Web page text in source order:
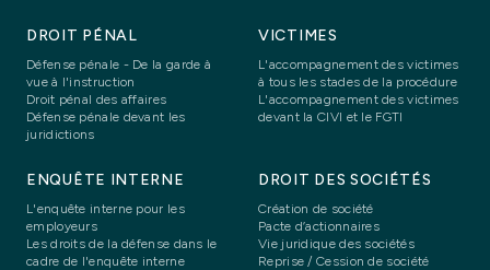
DROIT PÉNAL
Défense pénale - De la garde à
vue à l'instruction
Droit pénal des affaires
Défense pénale devant les
juridictions
VICTIMES
L'accompagnement des victimes
à tous les stades de la procédure
L'accompagnement des victimes
devant la CIVI et le FGTI
ENQUÊTE INTERNE
L'enquête interne pour les
employeurs
Les droits de la défense dans le
cadre de l'enquête interne
DROIT DES SOCIÉTÉS
Création de société
Pacte d’actionnaires
Vie juridique des sociétés
Reprise / Cession de société